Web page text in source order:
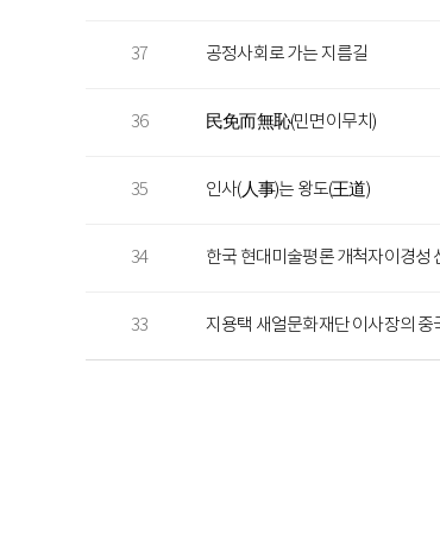
37 공정사회로 가는 지름길
36 民免而無恥(민면이무치)
35 인사(人事)는 왕도(王道)
34 한국 현대미술평론 개척자이경성
33 지용택 새얼문화재단 이사장의